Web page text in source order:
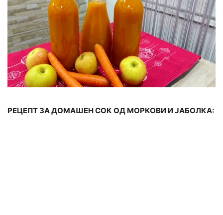
РЕЦЕПТ ЗА ДОМАШЕН СОК ОД МОРКОВИ И ЈАБОЛКА: